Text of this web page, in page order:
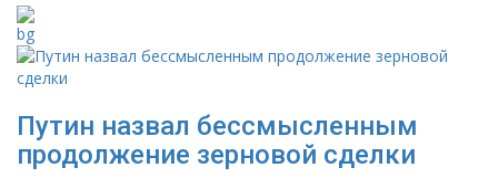
Путин назвал бессмысленным
продолжение зерновой сделки